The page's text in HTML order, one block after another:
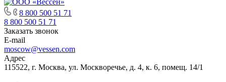
8 800 500 51 71
8 800 500 51 71
Заказать звонок
E-mail
moscow@vessen.com
Адрес
115522, г. Москва, ул. Москворечье, д. 4, к. 6, помещ. 14/1